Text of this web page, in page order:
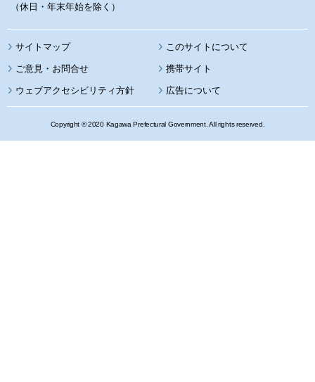
（休日・年末年始を除く）
サイトマップ このサイトについて
携帯サイト
ウェブアクセシビリティ方針 広告について
Copyright © 2020 Kagawa Prefectural Government. All rights reserved.